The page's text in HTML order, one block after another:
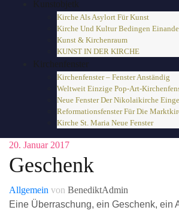
Kunstobjetk
Kirche Als Asylort Für Kunst
Kirche Und Kultur Bedingen
Kunst & Kirchenraum
KUNST IN DER KIRCHE
Kirchenfenster
Kirchenfenster – Fenster Anständig
Weltweit Einzige Pop-Art-
Neue Fenster Der Nikolaikirche
Reformationsfenster Für Die
Kirche St. Maria Neue Fenster
20. Januar 2017
Geschenk
Allgemein von BenediktAdmin
Eine Überraschung, ein Geschenk, ein